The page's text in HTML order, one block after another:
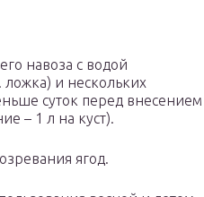
навоза с водой
и нескольких
суток перед внесением
– 1 л на куст).
ягод.